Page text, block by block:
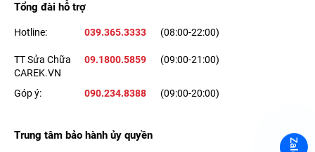
Tổng đài hỗ trợ
Hotline: 039.365.3333 (08:00-22:00)
TT Sửa Chữa
CAREK.VN
09.1800.5859 (09:00-21:00)
Góp ý: 090.234.8388 (09:00-20:00)
Trung tâm bảo hành ủy quyền
Zalo